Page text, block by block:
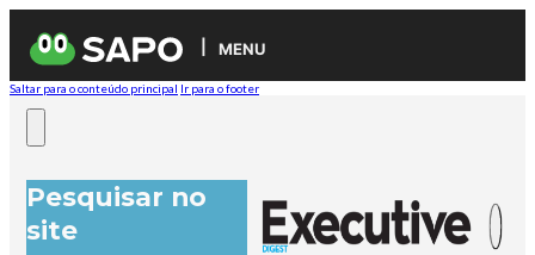
MENU
Saltar para o conteúdo principal Ir para o footer
Pesquisar no
site